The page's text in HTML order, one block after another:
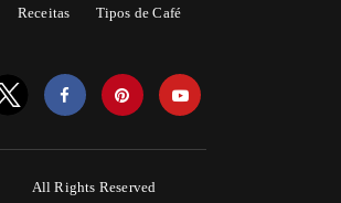
Receitas
Tipos de Café
All Rights Reserved